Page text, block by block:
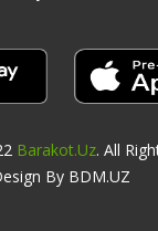
Barakot.uz. All
By BDM.UZ